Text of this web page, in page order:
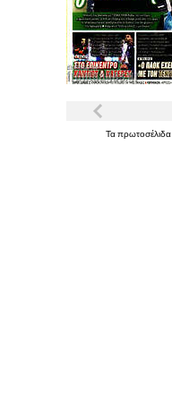
Ταπρωτοσέλιδα